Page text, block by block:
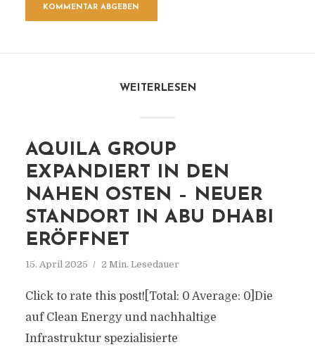
WEITERLESEN
AQUILA GROUP
EXPANDIERT IN DEN
NAHEN OSTEN – NEUER
STANDORT IN ABU DHABI
ERÖFFNET
15. April 2025 2 Min. Lesedauer
Click to rate this post![Total: 0 Average: 0]Die
auf Clean Energy und nachhaltige
Infrastruktur spezialisierte